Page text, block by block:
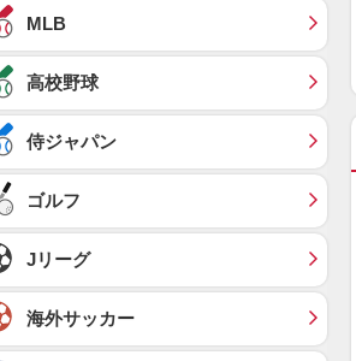
MLB
高校野球
侍ジャパン
ゴルフ
Jリーグ
海外サッカー